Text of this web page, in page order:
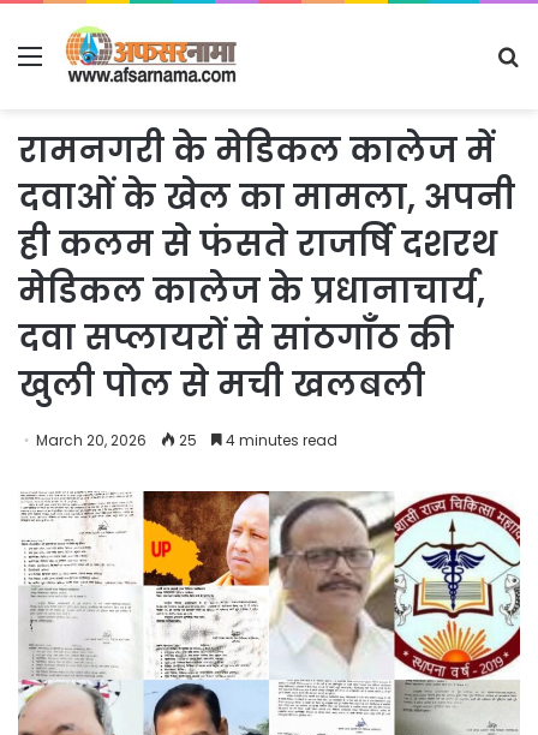
Menu
रामनगरी के मेडिकल कालेज में
दवाओं के खेल का मामला, अपनी
ही कलम से फंसते राजर्षि दशरथ
मेडिकल कालेज के प्रधानाचार्य,
दवा सप्लायरों से सांठगाँठ की
खुली पोल से मची खलबली
March 20, 2026 25 4 minutes read